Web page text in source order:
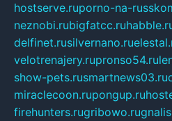
hostserve.ruporno-na-
neznobi.rubigfatcc.ru
delfinet.rusilvernano.ru
velotrenajery.rupronso54.ru
show-pets.rusmartnews03.ru
miraclecoon.rupongup.ru
firehunters.rugribowo.ru